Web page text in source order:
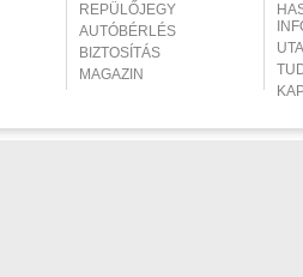
REPÜLŐJEGY
AUTÓBÉRLÉS
BIZTOSÍTÁS
MAGAZIN